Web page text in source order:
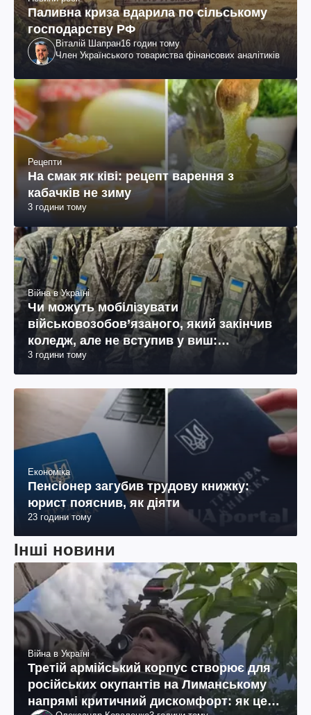
Паливна криза вдарила по сільському
господарству РФ
Віталій Шапран16 годин тому
Член Українського товариства фінансових аналітиків
Рецепти
На смак як ківі: рецепт варення з
кабачків не зиму
3 години тому
Війна в Україні
Чи можуть мобілізувати
військовозобов’язаного, який закінчив
коледж, але не вступив у виш:
пояснення юриста
3 години тому
Економіка
Пенсіонер загубив трудову книжку:
юрист пояснив, як діяти
23 години тому
Інші новини
Війна в Україні
Третій армійський корпус створює для
російських окупантів на Лиманському
напрямі критичний дискомфорт: як це